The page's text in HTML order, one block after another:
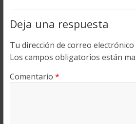
Deja una respuesta
Tu dirección de correo
Los campos obligatorios están
Comentario *